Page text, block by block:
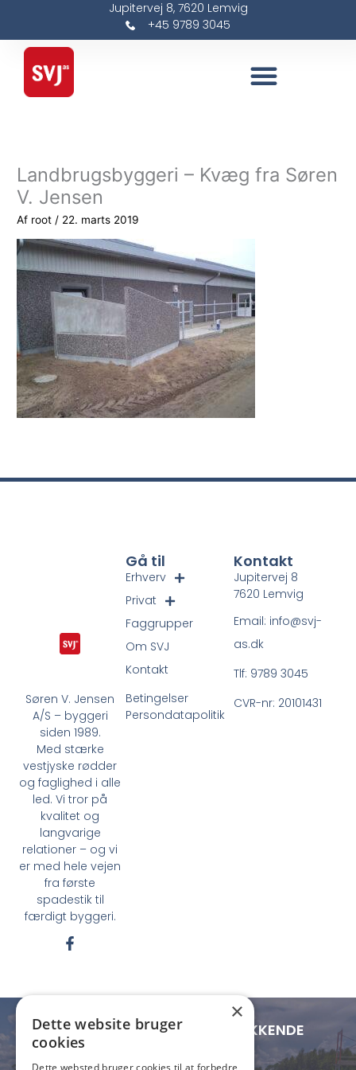
indholdet
Jupitervej 8, 7620 Lemvig
+45 9789 3045
Landbrugsbyggeri – Kvæg fra Søren
V. Jensen
Af root / 22. marts 2019
Søren V. Jensen
A/S – byggeri
siden 1989.
Med stærke
vestjyske rødder
og faglighed i alle
led. Vi tror på
kvalitet og
langvarige
relationer – og vi
er med hele vejen
fra første
spadestik til
færdigt byggeri.
F
a
b
o
k
Gå til
Erhverv
Privat
Faggrupper
Om SVJ
Kontakt
Betingelser
Persondatapolitik
Kontakt
Jupitervej 8
7620 Lemvig
Email: info@svj-
as.dk
Tlf: 9789 3045
CVR-nr: 20101431
LOKAL FORANKRING - LANDSDÆKKENDE
RÆKKEVIDDE
×
Dette website bruger
cookies
Dette websted bruger cookies til at forbedre